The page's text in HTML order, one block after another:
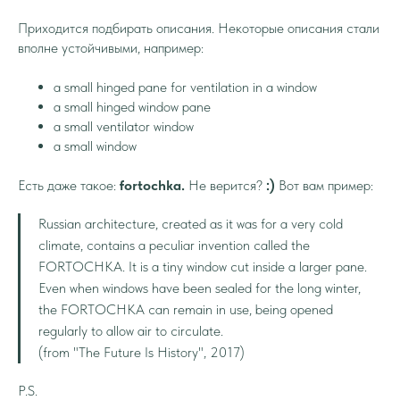
Приходится подбирать описания. Некоторые описания стали
вполне устойчивыми, например:
a small hinged pane for ventilation in a window
a small hinged window pane
a small ventilator window
a small window
Есть даже такое: fortochka. Не верится? :) Вот вам пример:
Russian architecture, created as it was for a very cold
climate, contains a peculiar invention called the
FORTOCHKA. It is a tiny window cut inside a larger pane.
Even when windows have been sealed for the long winter,
the FORTOCHKA can remain in use, being opened
regularly to allow air to circulate.
(from "The Future Is History", 2017)
P.S.